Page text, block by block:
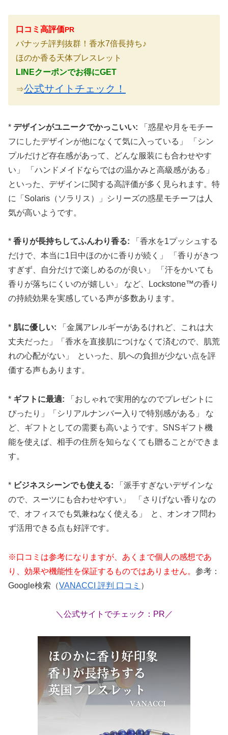
口コミ高評価PR
バナッチ評判抜群！香水7倍長持ち♪
ほのか香る天体ブレスレット
LINEクーポンでお得にGET
⇒公式サイトチェック！
* デザインがユニークでかっこいい: 「惑星や月をモチー
フにしたデザインが他になくて気に入っている」 「シン
プルだけど存在感があって、どんな服装にも合わせやす
い」 「ハンドメイドならではの温かみと高級感がある」
といった、デザインに関する高評価が多く見られます。特
に「Solaris（ソラリス）」シリーズの惑星モチーフは人
気が高いようです。
* 香りが長持ちしてふんわり香る: 「香水を1プッシュする
だけで、本当に1日中ほのかに香りが続く」 「香りがきつ
すぎず、自分だけで楽しめるのが良い」 「汗をかいても
香りが落ちにくいのが嬉しい」 など、Lockstone™の香り
の持続効果を実感している声が多数あります。
* 肌に優しい: 「金属アレルギーがあるけれど、これは大
丈夫だった」「香水を直接肌につけなくて済むので、肌荒
れの心配がない」 といった、肌への負担が少ない点を評
価する声もあります。
* ギフトに最適: 「おしゃれで実用的なのでプレゼントに
ぴったり」「シリアルナンバー入りで特別感がある」 な
ど、ギフトとしての需要も高いようです。SNSギフト機
能を使えば、相手の住所を知らなくても贈ることができま
す。
* ビジネスシーンでも使える: 「派手すぎないデザインな
ので、スーツにも合わせやすい」 「さりげない香りなの
で、オフィスでも気兼ねなく使える」 と、オンオフ問わ
ず活用できる点も好評です。
※口コミは参考になりますが、あくまで個人の感想であ
り、効果や機能性を保証するものではありません。 参考：
Google検索（VANACCI 評判 口コミ ）
＼公式サイトでチェック：PR／